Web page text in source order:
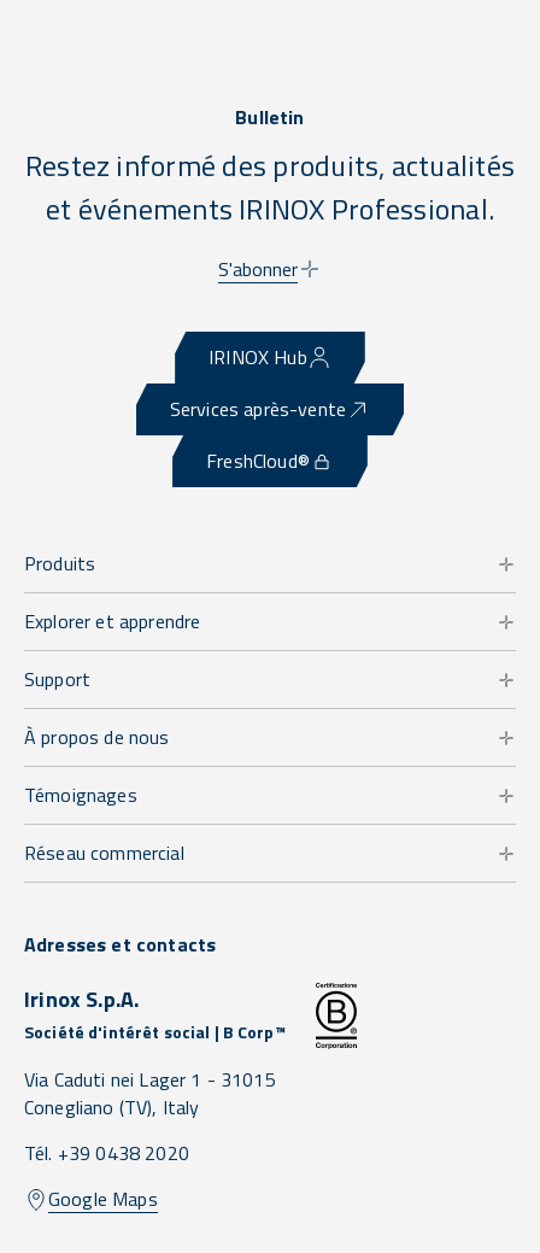
Bulletin
Restez informé des produits, actualités
et événements IRINOX Professional.
S'abonner
IRINOX Hub
Services après-vente
FreshCloud®
Produits
Explorer et apprendre
Support
À propos de nous
Témoignages
Réseau commercial
Adresses et contacts
Irinox S.p.A.
Société d'intérêt social | B Corp™
Via Caduti nei Lager 1 - 31015
Conegliano (TV), Italy
Tél. +39 0438 2020
Google Maps